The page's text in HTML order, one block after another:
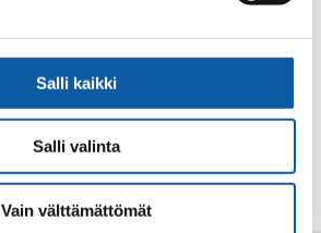
Salli kaikki
Salli valinta
Vain välttämättömät